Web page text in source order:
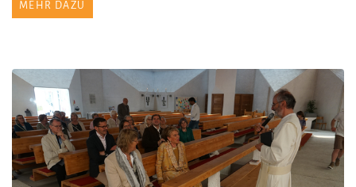
MEHR DAZU